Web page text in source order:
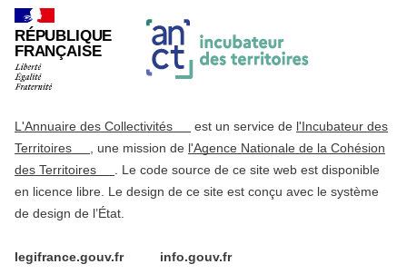
RÉPUBLIQUE
FRANÇAISE
L'Annuaire des Collectivités est un service de l'Incubateur des
Territoires
, une mission de l'Agence Nationale de la Cohésion
des Territoires
. Le code source de ce site web est disponible
en licence libre. Le design de ce site est conçu avec le système
de design de l’État.
legifrance.gouv.fr info.gouv.fr